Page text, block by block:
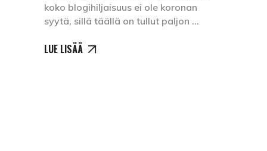
koko blogihiljaisuus ei ole koronan
syytä, sillä täällä on tullut paljon
LUE LISÄÄ